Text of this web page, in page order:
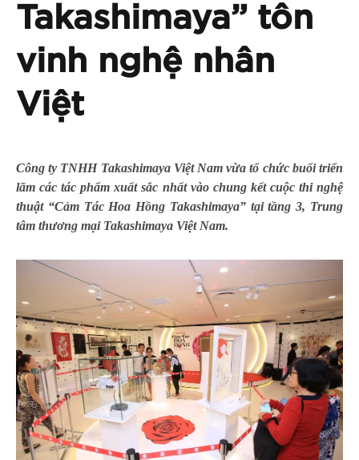
Takashimaya” tôn
vinh nghệ nhân
Việt
Công ty TNHH Takashimaya Việt Nam vừa tổ chức buổi triển
lãm các tác phẩm xuất sắc nhất vào chung kết cuộc thi nghệ
thuật “Cảm Tác Hoa Hồng Takashimaya” tại tầng 3, Trung
tâm thương mại Takashimaya Việt Nam.